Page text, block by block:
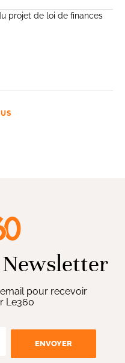
projet de loi de finances
pour recevoir
Le360
ENVOYER